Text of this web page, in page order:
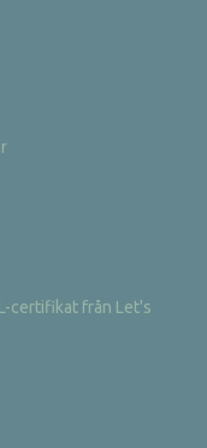
certifikat från Let's